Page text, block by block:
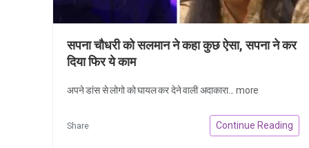
सपना चौधरी को सलमान ने कहा कुछ ऐसा, सपना ने कर
दिया फिर ये काम
अपने डांस से लोगो को घायल कर देने वाली अदाकारा...more
Share Continue Reading